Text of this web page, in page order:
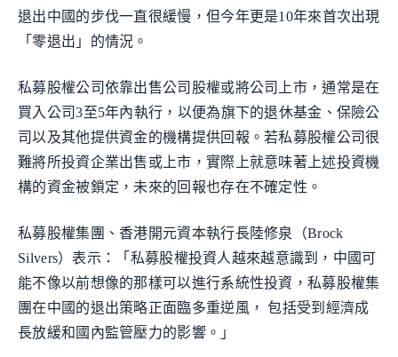
退出中國的步伐一直很緩慢，但今年更是10年來首次出現
「零退出」的情況。
私募股權公司依靠出售公司股權或將公司上市，通常是在
買入公司3至5年內執行，以便為旗下的退休基金、保險公
司以及其他提供資金的機構提供回報。若私募股權公司很
難將所投資企業出售或上市，實際上就意味著上述投資機
構的資金被鎖定，未來的回報也存在不確定性。
私募股權集團、香港開元資本執行長陸修泉（Brock
Silvers）表示：「私募股權投資人越來越意識到，中國可
能不像以前想像的那樣可以進行系統性投資，私募股權集
團在中國的退出策略正面臨多重逆風， 包括受到經濟成
長放緩和國內監管壓力的影響。」